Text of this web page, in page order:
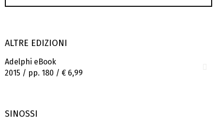
ALTRE EDIZIONI
Adelphi eBook
2015 / pp. 180 / € 6,99
SINOSSI